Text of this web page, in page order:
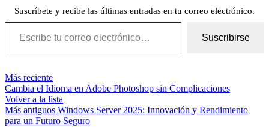
Suscríbete y recibe las últimas entradas en tu correo electrónico.
Escribe tu correo electrónico…
Suscribirse
Más reciente
Cambia el Idioma en Adobe Photoshop sin Complicaciones
Volver a la lista
Más antiguos Windows Server 2025: Innovación y Rendimiento
para un Futuro Seguro